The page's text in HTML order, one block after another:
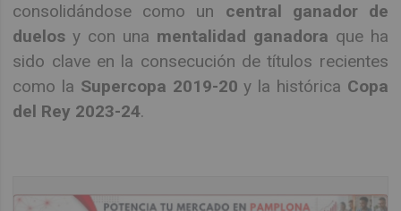
consolidándose como un central ganador de
duelos y con una mentalidad ganadora que ha
sido clave en la consecución de títulos recientes
como la Supercopa 2019-20 y la histórica Copa
del Rey 2023-24.